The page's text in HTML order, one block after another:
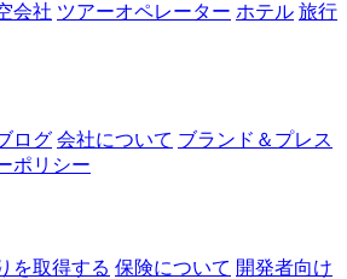
会社 ツアーオペレーター ホテル 旅行
ログ 会社について ブランド＆プレス
ポリシー
を取得する 保険について 開発者向け